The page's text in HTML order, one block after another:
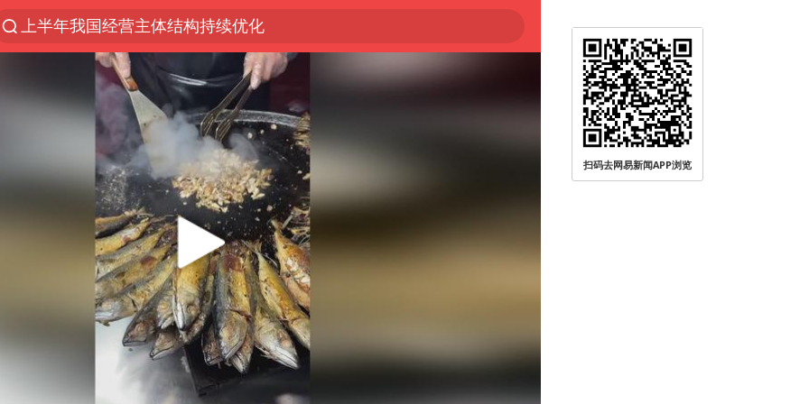
上海：5号线16号线浦江线全线停运
上海全域长途客运班次全部停运
王传君 《披荆斩棘》
国足U17与阿森纳决赛取消 并列冠军
王艺迪2-4不敌张本美和止步4强
上门女婿出轨女邻居多年被判重婚罪
女子离婚后发现男方婚内与第三者育子
以军士兵把枪口对准中国记者
36岁男演员史元庭入职景区当NPC
浙江海域将现5到8米巨浪到狂浪
2025年小学教师减少13.19万
扫码去网易新闻APP浏览